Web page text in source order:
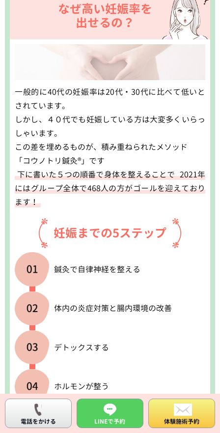
なぜ高い妊娠率を
出せるの？
一般的に40代の妊娠率は20代・30代に比べて低いと
されています。
しかし、４０代でも妊娠している方は大変多くいらっ
しゃいます。
この差を埋めるものが、積み重ねられたメソッド
「コウノトリ鍼灸®︎」です
下に書いた５つの順番で身体を整えることで 2021年
にはグループ全体で468人の方がゴールを迎えており
ます！
妊娠までの5ステップ
鍼灸で自律神経を整える
体内の炎症対策と腸内環境の改善
デトックスする
ホルモンが整う
細胞が蘇って妊娠体質になる
電話をかける LINEで予約 体験施術予約